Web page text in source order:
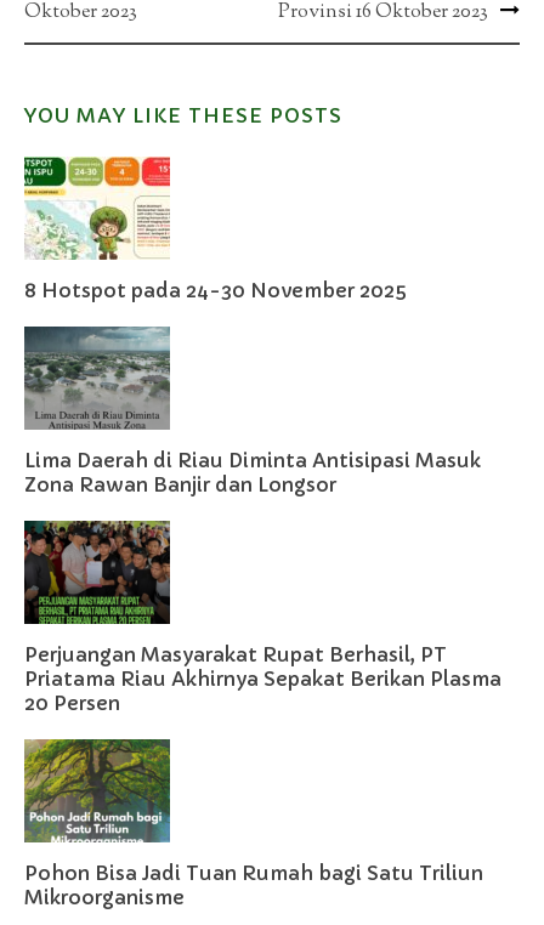
navigation
Oktober 2023
Provinsi 16 Oktober 2023
YOU MAY LIKE THESE POSTS
8 Hotspot pada 24-30 November 2025
Lima Daerah di Riau Diminta Antisipasi Masuk
Zona Rawan Banjir dan Longsor
Perjuangan Masyarakat Rupat Berhasil, PT
Priatama Riau Akhirnya Sepakat Berikan Plasma
20 Persen
Pohon Bisa Jadi Tuan Rumah bagi Satu Triliun
Mikroorganisme